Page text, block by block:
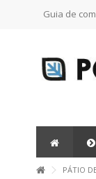
Guia de
PÁTIO